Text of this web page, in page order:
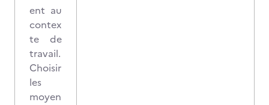
ent au
contex
te de
travail.
Choisir
les
moyen